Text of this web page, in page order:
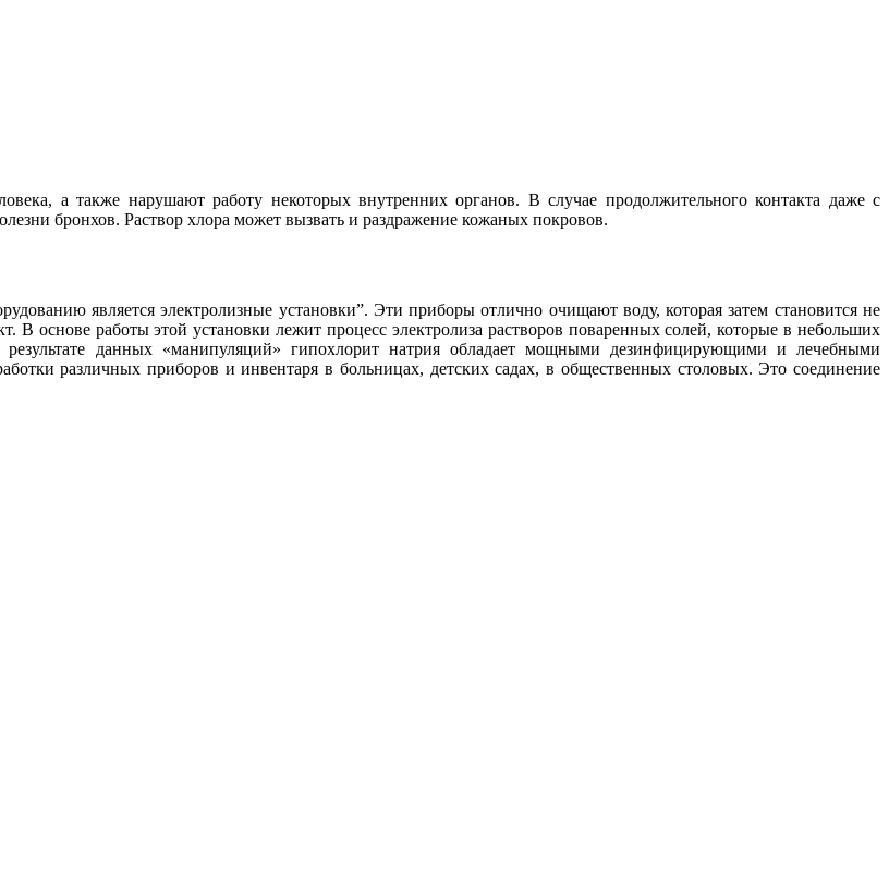
а также нарушают работу некоторых внутренних органов. В случае продолжительного контакта даже с
бронхов. Раствор хлора может вызвать и раздражение кожаных покровов.
является электролизные установки”. Эти приборы отлично очищают воду, которая затем становится не
В основе работы этой установки лежит процесс электролиза растворов поваренных солей, которые в небольших
данных «манипуляций» гипохлорит натрия обладает мощными дезинфицирующими и лечебными
различных приборов и инвентаря в больницах, детских садах, в общественных столовых. Это соединение